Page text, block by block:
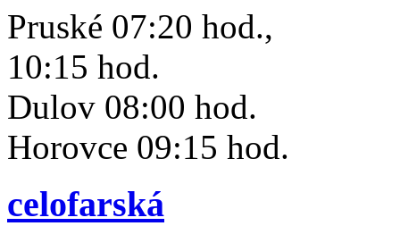
Pruské 07:20 hod.,
10:15 hod.
Dulov 08:00 hod.
Horovce 09:15 hod.
celofarská